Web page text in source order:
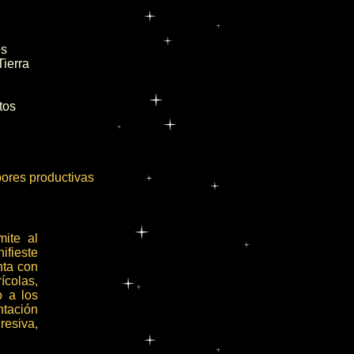
productivas
al
con
a los